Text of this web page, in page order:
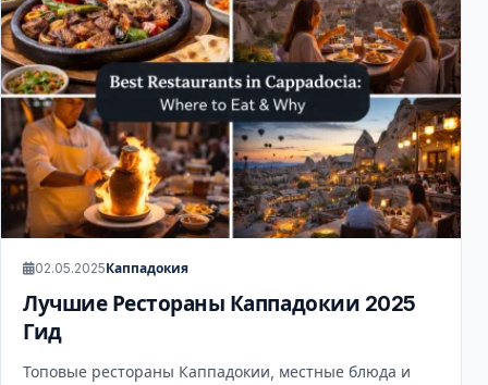
02.05.2025Каппадокия
Лучшие Рестораны Каппадокии 2025
Гид
Топовые рестораны Каппадокии, местные блюда и